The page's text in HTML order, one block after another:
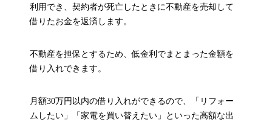
利用でき、契約者が死亡したときに不動産を売却して
借りたお金を返済します。
不動産を担保とするため、低金利でまとまった金額を
借り入れできます。
月額30万円以内の借り入れができるので、「リフォー
ムしたい」「家電を買い替えたい」といった高額な出